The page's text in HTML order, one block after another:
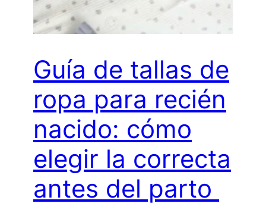
Guía de tallas de
ropa para recién
nacido: cómo
elegir la correcta
antes del parto